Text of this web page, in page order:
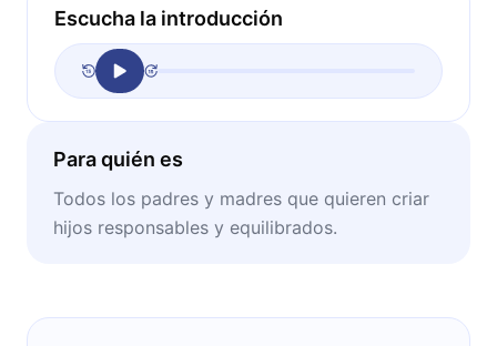
Escucha la introducción
Para quién es
Todos los padres y madres que quieren criar
hijos responsables y equilibrados.